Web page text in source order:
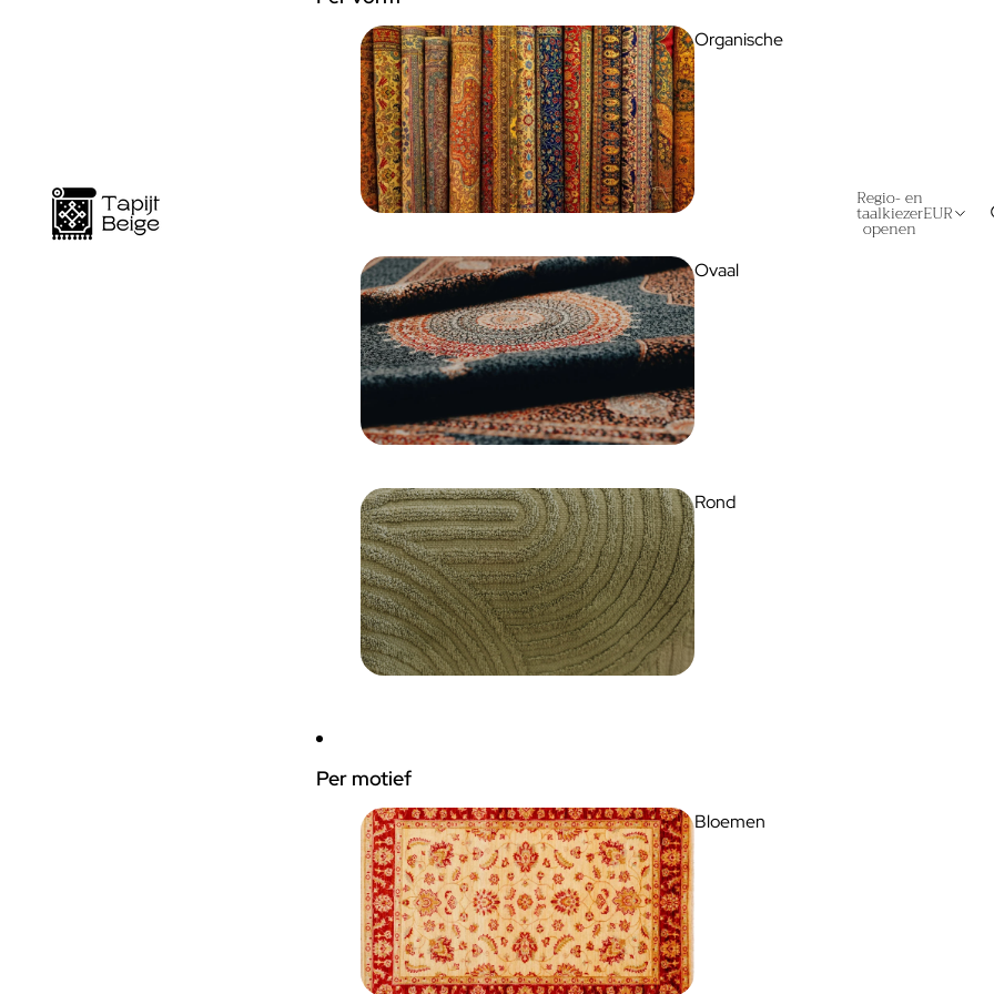
Organische
Ovaal
Rond
Per motief
Bloemen
Regio- en
taalkiezer
openen
EUR